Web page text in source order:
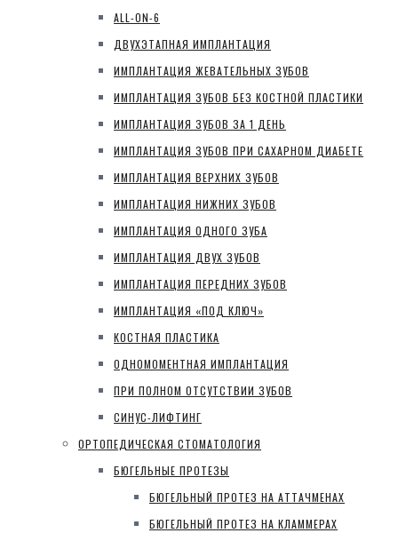
ALL-ON-6
ДВУХЭТАПНАЯ ИМПЛАНТАЦИЯ
ИМПЛАНТАЦИЯ ЖЕВАТЕЛЬНЫХ ЗУБОВ
ИМПЛАНТАЦИЯ ЗУБОВ БЕЗ КОСТНОЙ ПЛАСТИКИ
ИМПЛАНТАЦИЯ ЗУБОВ ЗА 1 ДЕНЬ
ИМПЛАНТАЦИЯ ЗУБОВ ПРИ САХАРНОМ ДИАБЕТЕ
ИМПЛАНТАЦИЯ ВЕРХНИХ ЗУБОВ
ИМПЛАНТАЦИЯ НИЖНИХ ЗУБОВ
ИМПЛАНТАЦИЯ ОДНОГО ЗУБА
ИМПЛАНТАЦИЯ ДВУХ ЗУБОВ
ИМПЛАНТАЦИЯ ПЕРЕДНИХ ЗУБОВ
ИМПЛАНТАЦИЯ «ПОД КЛЮЧ»
КОСТНАЯ ПЛАСТИКА
ОДНОМОМЕНТНАЯ ИМПЛАНТАЦИЯ
ПРИ ПОЛНОМ ОТСУТСТВИИ ЗУБОВ
СИНУС-ЛИФТИНГ
ОРТОПЕДИЧЕСКАЯ СТОМАТОЛОГИЯ
БЮГЕЛЬНЫЕ ПРОТЕЗЫ
БЮГЕЛЬНЫЙ ПРОТЕЗ НА АТТАЧМЕНАХ
БЮГЕЛЬНЫЙ ПРОТЕЗ НА КЛАММЕРАХ